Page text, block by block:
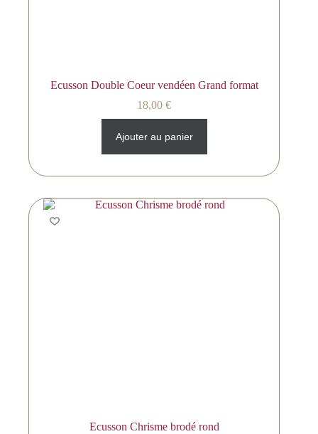
Ecusson Double Coeur vendéen Grand format
18,00€
Ajouter au panier
Ecusson Chrisme brodé rond